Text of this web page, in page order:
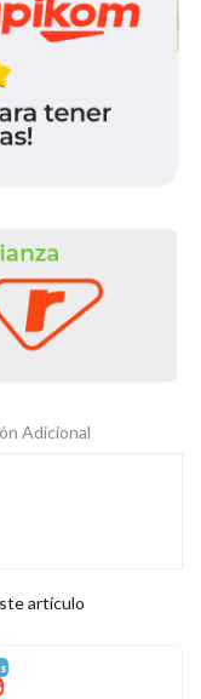
Adicional
artículo